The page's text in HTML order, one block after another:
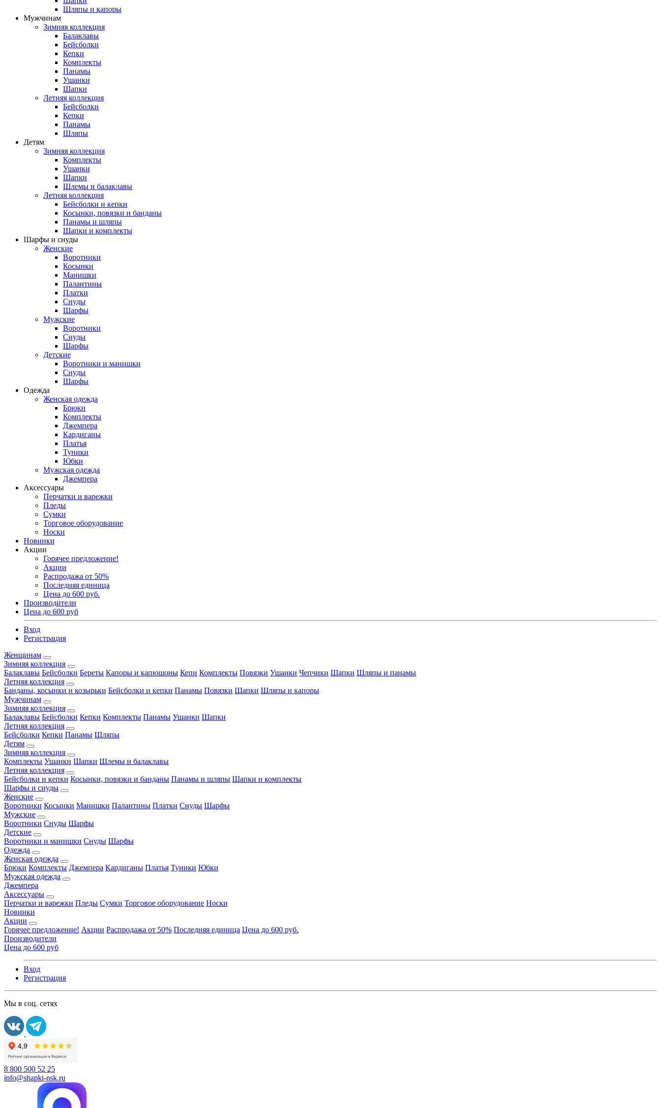
Шляпы и капоры
Мужчинам
Зимняя коллекция
Балаклавы
Бейсболки
Кепки
Комплекты
Панамы
Ушанки
Шапки
Летняя коллекция
Бейсболки
Кепки
Панамы
Шляпы
Детям
Зимняя коллекция
Комплекты
Ушанки
Шапки
Шлемы и балаклавы
Летняя коллекция
Бейсболки и кепки
Косынки, повязки и банданы
Панамы и шляпы
Шапки и комплекты
Шарфы и снуды
Женские
Воротники
Косынки
Манишки
Палантины
Платки
Снуды
Шарфы
Мужские
Воротники
Снуды
Шарфы
Детские
Воротники и манишки
Снуды
Шарфы
Одежда
Женская одежда
Брюки
Комплекты
Джемпера
Кардиганы
Платья
Туники
Юбки
Мужская одежда
Джемпера
Аксессуары
Перчатки и варежки
Пледы
Сумки
Торговое оборудование
Носки
Новинки
Акции
Горячее предложение!
Акции
Распродажа от 50%
Последняя единица
Цена до 600 руб.
Производители
Цена до 600 руб
Вход
Регистрация
Женщинам
Зимняя коллекция
Балаклавы Бейсболки Береты Капоры и капюшоны Кепи Комплекты Повязки Ушанки Чепчики Шапки Шляпы и панамы
Летняя коллекция
Банданы, косынки и козырьки Бейсболки и кепки Панамы Повязки Шапки Шляпы и капоры
Мужчинам
Зимняя коллекция
Балаклавы Бейсболки Кепки Комплекты Панамы Ушанки Шапки
Летняя коллекция
Бейсболки Кепки Панамы Шляпы
Детям
Зимняя коллекция
Комплекты Ушанки Шапки Шлемы и балаклавы
Летняя коллекция
Бейсболки и кепки Косынки, повязки и банданы Панамы и шляпы Шапки и комплекты
Шарфы и снуды
Женские
Воротники Косынки Манишки Палантины Платки Снуды Шарфы
Мужские
Воротники Снуды Шарфы
Детские
Воротники и манишки Снуды Шарфы
Одежда
Женская одежда
Брюки Комплекты Джемпера Кардиганы Платья Туники Юбки
Мужская одежда
Джемпера
Аксессуары
Перчатки и варежки Пледы Сумки Торговое оборудование Носки
Новинки
Акции
Горячее предложение! Акции Распродажа от 50% Последняя единица Цена до 600 руб.
Производители
Цена до 600 руб
Вход
Регистрация
Мы в соц. сетях
8 800 500 52 25
info@shapki-nsk.ru